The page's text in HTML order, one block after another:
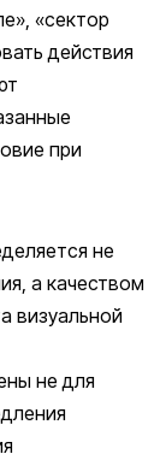
«сектор
действия
при
не
а качеством
визуальной
не для